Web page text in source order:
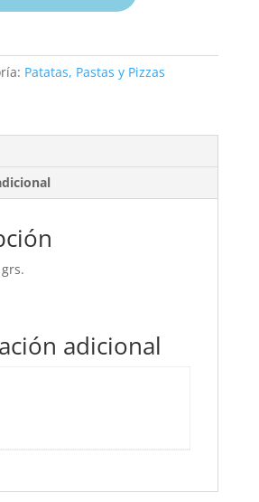
Patatas, Pastas y Pizzas
adicional